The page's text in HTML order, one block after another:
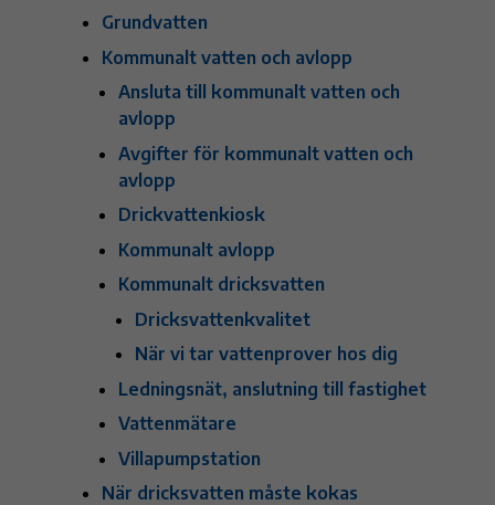
Grundvatten
Kommunalt vatten och avlopp
Ansluta till kommunalt vatten och
avlopp
Avgifter för kommunalt vatten och
avlopp
Drickvattenkiosk
Kommunalt avlopp
Kommunalt dricksvatten
Dricksvattenkvalitet
När vi tar vattenprover hos dig
Ledningsnät, anslutning till fastighet
Vattenmätare
Villapumpstation
När dricksvatten måste kokas